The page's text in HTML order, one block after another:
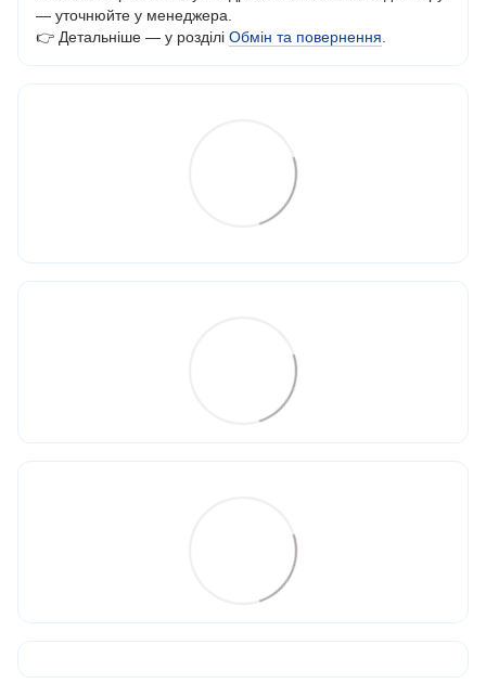
— уточнюйте у менеджера.
👉 Детальніше — у розділі Обмін та повернення